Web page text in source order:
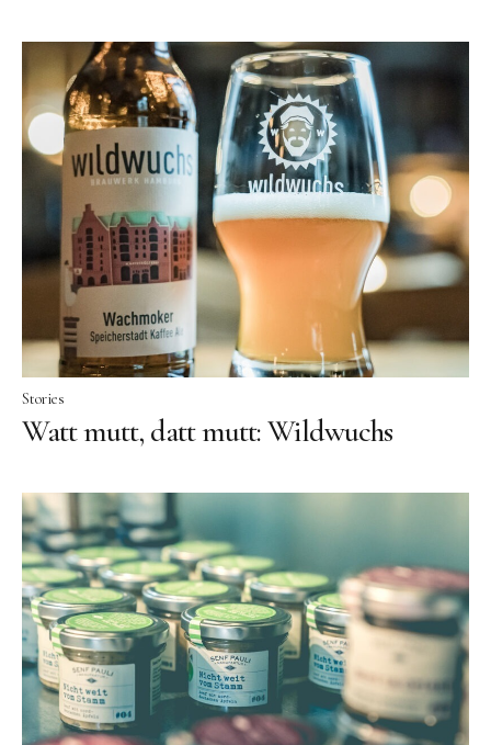
Stories
Watt mutt, datt mutt: Wildwuchs